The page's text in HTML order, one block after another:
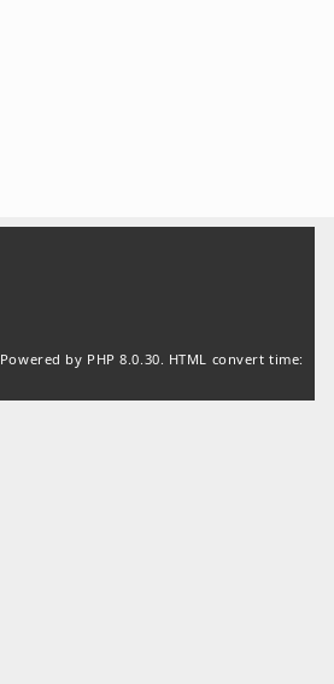
Powered by PHP 8.0.30. HTML convert time: